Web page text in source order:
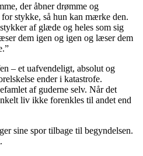
der åbner drømme og
stykke, så hun kan mærke den.
af glæde og heles som sig
dem igen og igen og læser dem
– et uafvendeligt, absolut og
ender i katastrofe.
af guderne selv. Når det
liv ikke forenkles til andet end
sine spor tilbage til begyndelsen.